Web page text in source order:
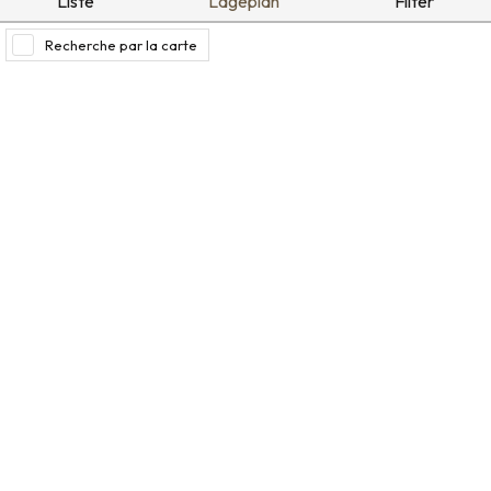
Recherche par la carte